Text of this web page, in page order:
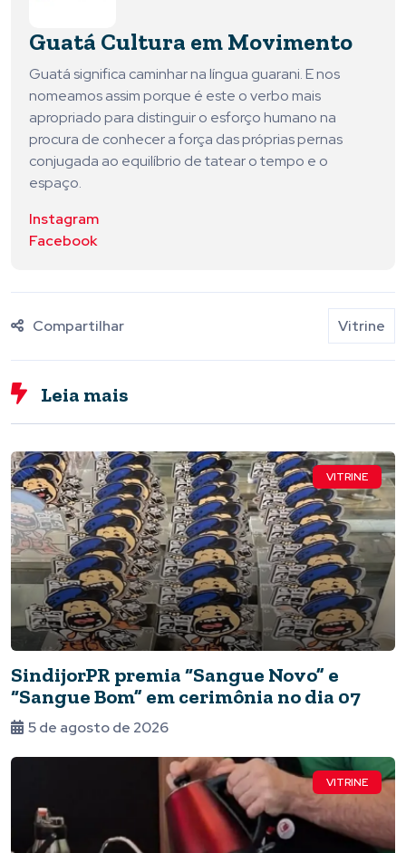
Guatá Cultura em Movimento
Guatá significa caminhar na língua guarani. E nos
nomeamos assim porque é este o verbo mais
apropriado para distinguir o esforço humano na
procura de conhecer a força das próprias pernas
conjugada ao equilíbrio de tatear o tempo e o
espaço.
Instagram
Facebook
Compartilhar Vitrine
Leia mais
VITRINE
SindijorPR premia “Sangue Novo” e
“Sangue Bom” em cerimônia no dia 07
5 de agosto de 2026
VITRINE